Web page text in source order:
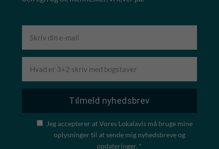
Jeg accepterer at Vores Lokalavis må bruge mine
oplysninger til at sende mig nyhedsbreve og
opdateringer. *